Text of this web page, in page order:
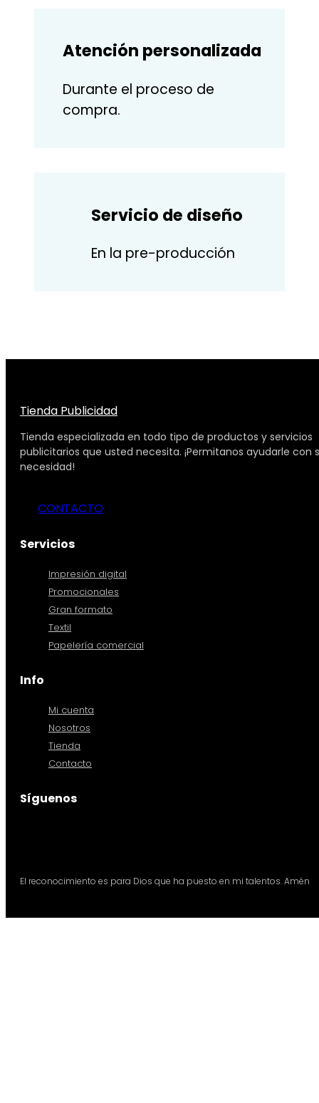
Atención personalizada
Durante el proceso de
compra.
Servicio de diseño
En la pre-producción
Tienda Publicidad
Tienda especializada en todo tipo de productos y servicios
publicitarios que usted necesita. ¡Permitanos ayudarle con
necesidad!
CONTACTO
Servicios
Impresión digital
Promocionales
Gran formato
Textil
Papelería comercial
Info
Mi cuenta
Nosotros
Tienda
Contacto
Síguenos
El reconocimiento es para Dios que ha puesto en mi talentos. Amén